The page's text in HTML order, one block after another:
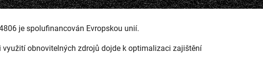
je spolufinancován Evropskou unií.
obnovitelných zdrojů dojde k optimalizaci zajištění